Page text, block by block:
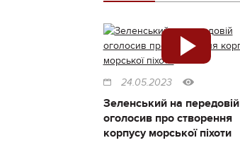
24.05.2023
Зеленський на передовій
оголосив про створення
корпусу морської піхоти